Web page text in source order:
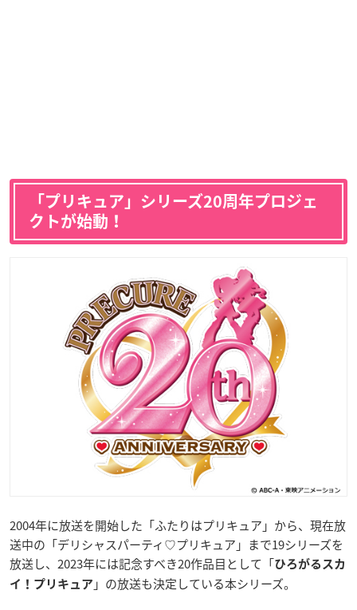
「プリキュア」シリーズ20周年プロジェ
クトが始動！
​2004年に放送を開始した「ふたりはプリキュア」から、現在放
送中の「デリシャスパーティ♡プリキュア」まで19シリーズを
放送し、2023年には記念すべき20作品目として「ひろがるスカ
イ！プリキュア 」の放送も決定している本シリーズ。